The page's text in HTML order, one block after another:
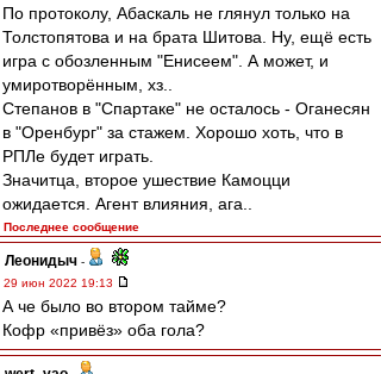
По протоколу, Абаскаль не глянул только на
Толстопятова и на брата Шитова. Ну, ещё есть
игра с обозленным "Енисеем". А может, и
умиротворённым, хз..
Степанов в "Спартаке" не осталось - Оганесян
в "Оренбург" за стажем. Хорошо хоть, что в
РПЛе будет играть.
Значитца, второе ушествие Камоцци
ожидается. Агент влияния, ага..
Последнее сообщение
Леонидыч -
29 июн 2022 19:13
А че было во втором тайме?
Кофр «привёз» оба гола?